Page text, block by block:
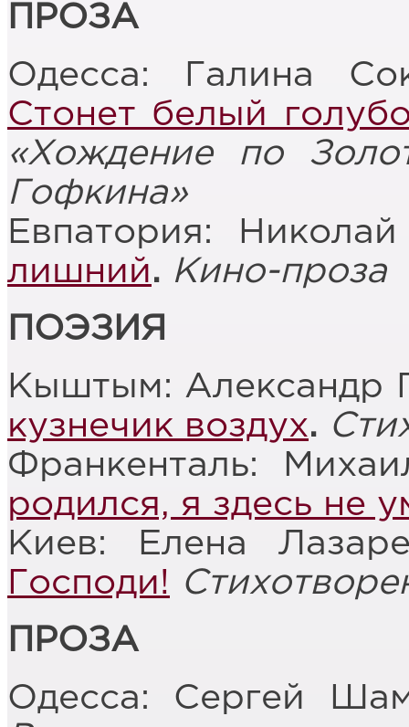
ПРОЗА
Одесса: Галина
Стонет белый
«Хождение по
Гофкина»
Евпатория:
лишний. Кино-проза
ПОЭЗИЯ
Кыштым: Александр
кузнечик воздух.
Франкенталь:
родился, я здесь не
Киев: Елена
Господи!
ПРОЗА
Одесса: Сергей